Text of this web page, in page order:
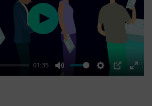
01:35
Mute Settings
PIP
Enter
Play